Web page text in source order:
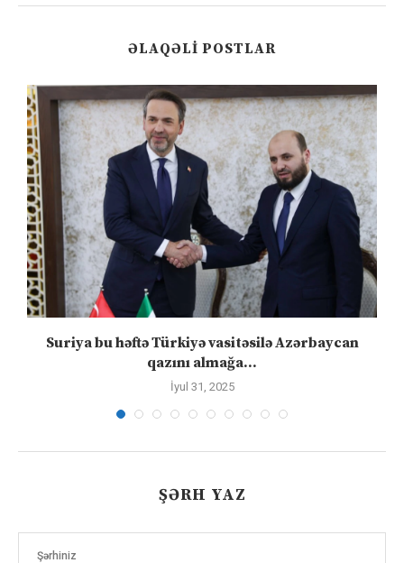
ƏLAQƏLI POSTLAR
Suriya bu həftə Türkiyə vasitəsilə Azərbaycan
qazını almağa...
İyul 31, 2025
ŞƏRH YAZ